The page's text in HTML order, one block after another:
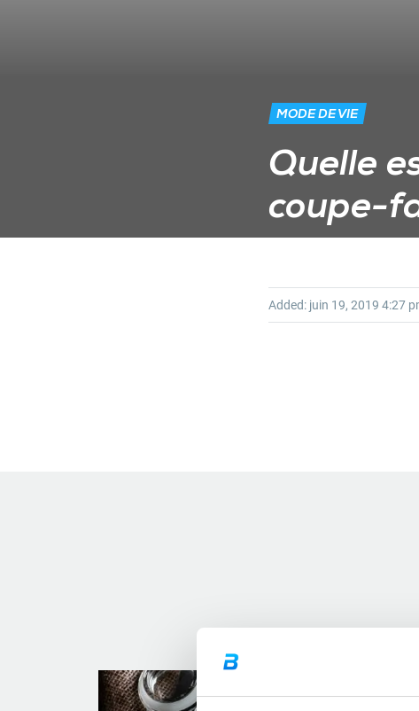
MODE DE VIE
Quelle
coupe-
Added: juin 19, 2019 4:27